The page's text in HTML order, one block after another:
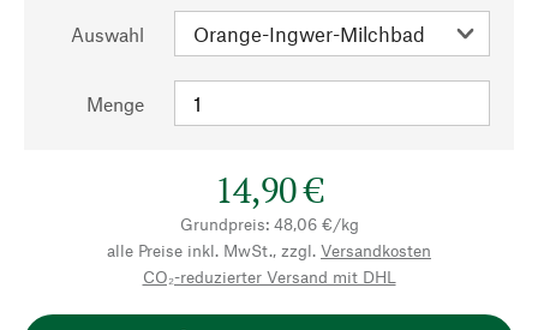
Auswahl
Menge
14,90 €
Grundpreis: 48,06 €/kg
alle Preise inkl. MwSt., zzgl. Versandkosten
CO₂-reduzierter Versand mit DHL